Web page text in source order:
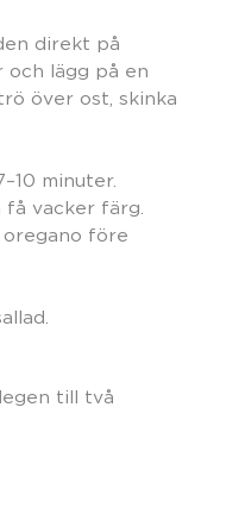
direkt på
lägg på en
över ost, skinka
minuter.
vacker färg.
före
till två